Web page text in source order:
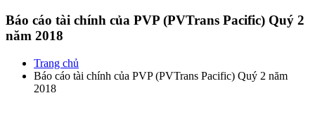
Báo cáo tài chính của PVP (PVTrans Pacific) Quý 2
năm 2018
Trang chủ
Báo cáo tài chính của PVP (PVTrans Pacific) Quý 2 năm
2018